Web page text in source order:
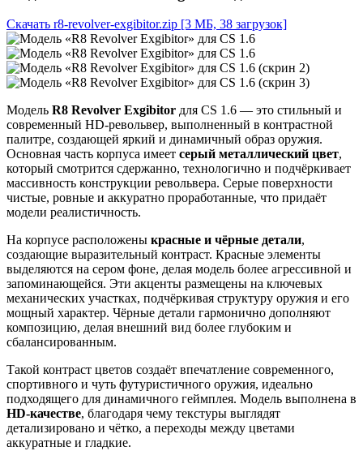
Скачать r8-revolver-exgibitor.zip [3 МБ, 38 загрузок]
Модель R8 Revolver Exgibitor для CS 1.6 — это стильный и
современный HD-револьвер, выполненный в контрастной
палитре, создающей яркий и динамичный образ оружия.
Основная часть корпуса имеет серый металлический цвет,
который смотрится сдержанно, технологично и подчёркивает
массивность конструкции револьвера. Серые поверхности
чистые, ровные и аккуратно проработанные, что придаёт
модели реалистичность.
На корпусе расположены красные и чёрные детали,
создающие выразительный контраст. Красные элементы
выделяются на сером фоне, делая модель более агрессивной и
запоминающейся. Эти акценты размещены на ключевых
механических участках, подчёркивая структуру оружия и его
мощный характер. Чёрные детали гармонично дополняют
композицию, делая внешний вид более глубоким и
сбалансированным.
Такой контраст цветов создаёт впечатление современного,
спортивного и чуть футуристичного оружия, идеально
подходящего для динамичного геймплея. Модель выполнена в
HD-качестве, благодаря чему текстуры выглядят
детализировано и чётко, а переходы между цветами
аккуратные и гладкие.